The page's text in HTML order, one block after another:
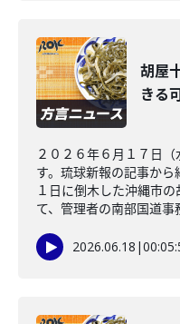
胡屋
きる
２０２６年６月１７日
す。琉球新報の記事か
１日に倒木した沖縄市
て、管理者の南部国道事
2026.06.18 |